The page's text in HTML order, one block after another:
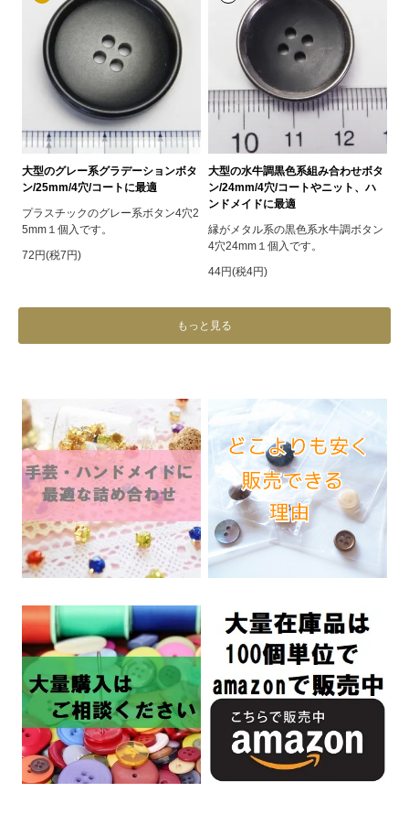
大型のグレー系グラデーションボタ
ン/25mm/4穴/コートに最適
プラスチックのグレー系ボタン4穴2
5mm１個入です。
72円(税7円)
大型の水牛調黒色系組み合わせボタ
ン/24mm/4穴/コートやニット、ハ
ンドメイドに最適
縁がメタル系の黒色系水牛調ボタン
4穴24mm１個入です。
44円(税4円)
もっと見る